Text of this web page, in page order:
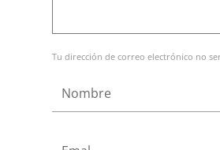
Tu dirección de correo electrónico no